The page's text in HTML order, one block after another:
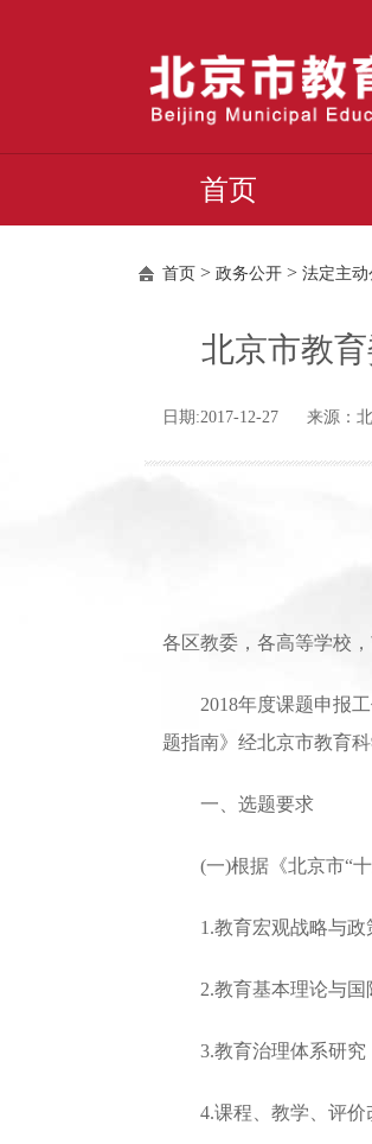
首页
首页 > 政务公开 > 法定主动
北京市教
日期:2017-12-27 来源：
各区教委，各高等学校
2018年度课题申报工
题指南》经北京市教育
一、选题要求
(一)根据《北京市“十
1.教育宏观战略与政
2.教育基本理论与国
3.教育治理体系研究
4.课程、教学、评价